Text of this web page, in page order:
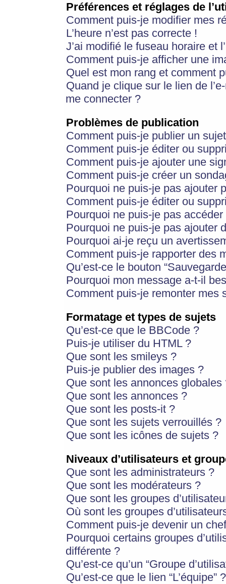
Préférences et réglages de
Comment puis-je modifier mes
L’heure n’est pas correcte !
J’ai modifié le fuseau horaire et
Comment puis-je afficher une
Quel est mon rang et comment
Quand je clique sur le lien de
me connecter ?
Problèmes de publication
Comment puis-je publier un
Comment puis-je éditer ou
Comment puis-je ajouter une
Comment puis-je créer un
Pourquoi ne puis-je pas ajouter
Comment puis-je éditer ou
Pourquoi ne puis-je pas
Pourquoi ne puis-je pas ajouter
Pourquoi ai-je reçu un
Comment puis-je rapporter des
Qu’est-ce le bouton
Pourquoi mon message a-t-il
Comment puis-je remonter mes
Formatage et types de sujets
Qu’est-ce que le BBCode ?
Puis-je utiliser du HTML ?
Que sont les smileys ?
Puis-je publier des images ?
Que sont les annonces globales
Que sont les annonces ?
Que sont les posts-it ?
Que sont les sujets verrouillés ?
Que sont les icônes de sujets ?
Niveaux d’utilisateurs et
Que sont les administrateurs ?
Que sont les modérateurs ?
Que sont les groupes
Où sont les groupes
Comment puis-je devenir un
Pourquoi certains groupes
différente ?
Qu’est-ce qu’un “Groupe
Qu’est-ce que le lien “L’équipe” ?